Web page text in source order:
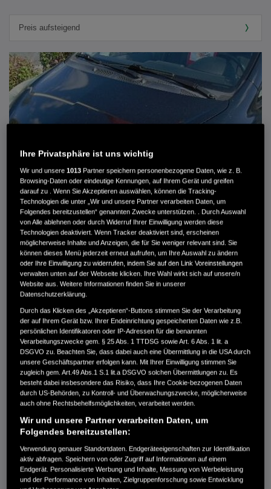
MWST. NICHT AUSWEISBAR
3.900 €
Außenfarbe
crystal black pearl
Kilometerstand
166.000 km
Kraftstoffart
Super
Getriebe
Automatik
Türen
5
Leistung
61 kW / 83 PS
Hubraum
1.339 cm³
Erstzulassung
10.2007
Bauart
Limousine
AUTO HARKE GMBH
Randersweide 59-63
21035 Hamburg
+49 40 735 935 0
Ihre Privatsphäre ist uns wichtig
Wir und unsere1013 Partner speichern personenbezogene Daten, wie z. B.
Browsing-Daten oder eindeutige Kennungen, auf Ihrem Gerät und greifen
darauf zu . Wenn Sie Akzeptieren auswählen, können die Tracking-
Technologien die unter „Wir und unsere Partner verarbeiten Daten, um
Folgendes bereitzustellen“ genannten Zwecke unterstützen. . Durch Auswahl
von Alle ablehnen oder durch Widerruf Ihrer Einwilligung werden diese
Technologien deaktiviert. Wenn Tracker deaktiviert sind, erscheinen
möglicherweise Inhalte und Anzeigen, die für Sie weniger relevant sind. Sie
können dieses Menü jederzeit erneut aufrufen, um Ihre Auswahl zu ändern
oder Ihre Einwilligung zu widerrufen, indem Sie auf den Link Voreinstellungen
verwalten unten auf der Webseite klicken. Ihre Wahl wirkt sich auf unsere/n
Website aus. Weitere Informationen finden Sie in unserer
Datenschutzerklärung.
Durch das Klicken des „Akzeptieren“-Buttons stimmen Sie der Verarbeitung
der auf Ihrem Gerät bzw. Ihrer Endeinrichtung gespeicherten Daten wie z.B.
persönlichen Identifikatoren oder IP-Adressen für die benannten
Verarbeitungszwecke gem. § 25 Abs. 1 TTDSG sowie Art. 6 Abs. 1 lit. a
DSGVO zu. Beachten Sie, dass dabei auch eine Übermittlung in die USA durch
unsere Geschäftspartner erfolgen kann. Mit Ihrer Einwilligung stimmen Sie
zugleich gem. Art.49 Abs.1 S.1 lit.a DSGVO solchen Übermittlungen zu. Es
besteht dabei insbesondere das Risiko, dass Ihre Cookie-bezogenen Daten
durch US-Behörden, zu Kontroll- und Überwachungszwecke, möglicherweise
auch ohne Rechtsbehelfsmöglichkeiten, verarbeitet werden.
Wir und unsere Partner verarbeiten Daten, um
Folgendes bereitzustellen:
Verwendung genauer Standortdaten. Endgeräteeigenschaften zur Identifikation
aktiv abfragen. Speichern von oder Zugriff auf Informationen auf einem
Endgerät. Personalisierte Werbung und Inhalte, Messung von Werbeleistung
und der Performance von Inhalten, Zielgruppenforschung sowie Entwicklung